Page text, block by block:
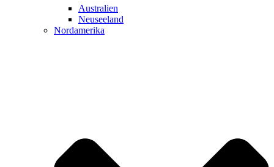
Australien
Neuseeland
Nordamerika